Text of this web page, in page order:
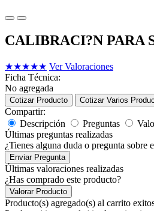
CALIBRACI?N PARA
★★★★★ Ver Valoraciones
Ficha Técnica:
No agregada
Cotizar Producto Cotizar Varios
Compartir:
Descripción
Preguntas
Últimas preguntas realizadas
¿Tienes alguna duda o pregunta sobre
Enviar Pregunta
Últimas valoraciones realizadas
¿Has comprado este producto?
Valorar Producto
Producto(s) agregado(s) al carrito